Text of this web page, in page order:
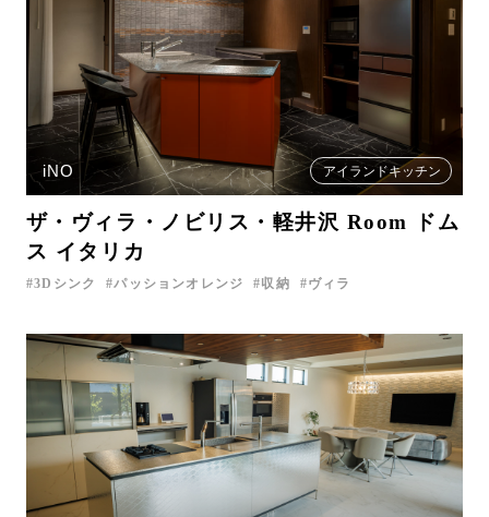
iNO アイランドキッチン
ザ・ヴィラ・ノビリス・軽井沢 Room ドム
ス イタリカ
3Dシンク パッションオレンジ 収納 ヴィラ